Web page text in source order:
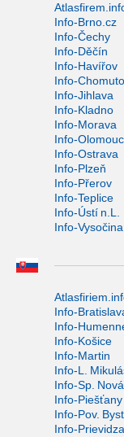
Info-Brno.cz
Info-Čechy
Info-Děčín
Info-Havířov
Info-
Info-Jihlava
Info-Kladno
Info-Morava
Info-Olomouc
Info-Ostrava
Info-Plzeň
Info-Přerov
Info-Teplice
Info-Ústí n.L.
Info-Vysočina
Info-
Info-
Info-Košice
Info-Martin
Info-L.
Info-Sp.
Info-Piešťany
Info-Pov.
Info-Prievidza